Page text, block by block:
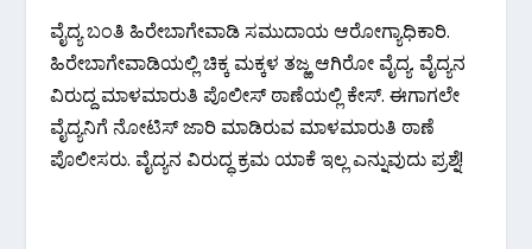
ವೈದ್ಯ ಬಂತಿ ಹಿರೇಬಾಗೇವಾಡಿ ಸಮುದಾಯ ಆರೋಗ್ಯಾಧಿಕಾರಿ.
ಹಿರೇಬಾಗೇವಾಡಿಯಲ್ಲಿ ಚಿಕ್ಕ ಮಕ್ಕಳ ತಜ್ಱ ಆಗಿರೋ ವೈದ್ಯ. ವೈದ್ಯನ
ವಿರುದ್ದ ಮಾಳಮಾರುತಿ ಪೊಲೀಸ್ ಠಾಣೆಯಲ್ಲಿ ಕೇಸ್. ಈಗಾಗಲೇ
ವೈದ್ಯನಿಗೆ ನೋಟಿಸ್ ಜಾರಿ ಮಾಡಿರುವ ಮಾಳಮಾರುತಿ ಠಾಣೆ
ಪೊಲೀಸರು. ವೈದ್ಯನ ವಿರುದ್ಧ ಕ್ರಮ ಯಾಕೆ ಇಲ್ಲ ಎನ್ನುವುದು ಪ್ರಶ್ನೆ!